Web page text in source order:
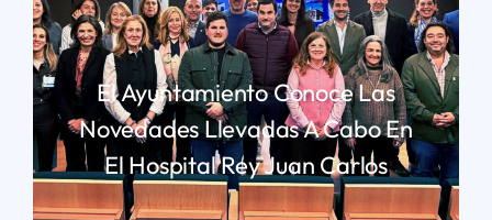
El Ayuntamiento Conoce Las
Novedades Llevadas A Cabo En
El Hospital Rey Juan Carlos